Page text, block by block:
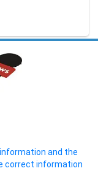
and the
correct information